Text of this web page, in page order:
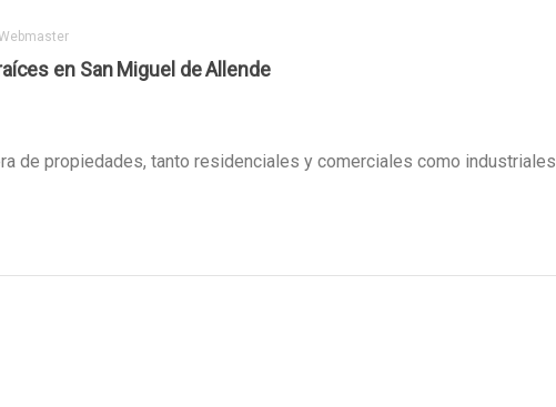
en San Miguel de Allende
de propiedades, tanto residenciales y comerciales como